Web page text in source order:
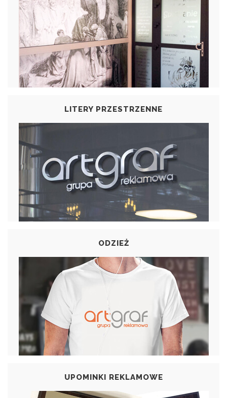
LITERY PRZESTRZENNE
ODZIEŻ
UPOMINKI REKLAMOWE